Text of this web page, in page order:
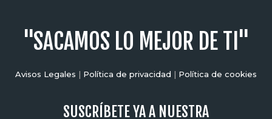
"SACAMOS LO MEJOR DE TI"
Avisos Legales | Política de privacidad | Política de cookies
SUSCRÍBETE YA A NUESTRA